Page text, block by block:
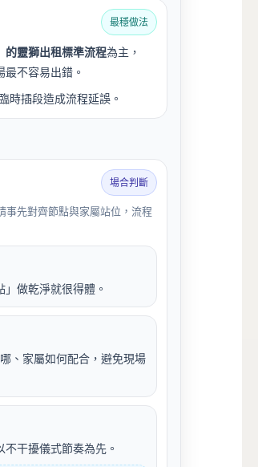
最穩做法
靈獅出租標準流程為主，
不容易出錯。
時插段造成流程延誤。
場合判斷
事先對齊節點與家屬站位，流程
做乾淨就很得體。
、家屬如何配合，避免現場
干擾儀式節奏為先。